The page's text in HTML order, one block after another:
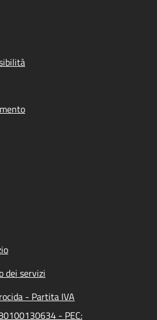
dei servizi
- Partita IVA
- PEC: